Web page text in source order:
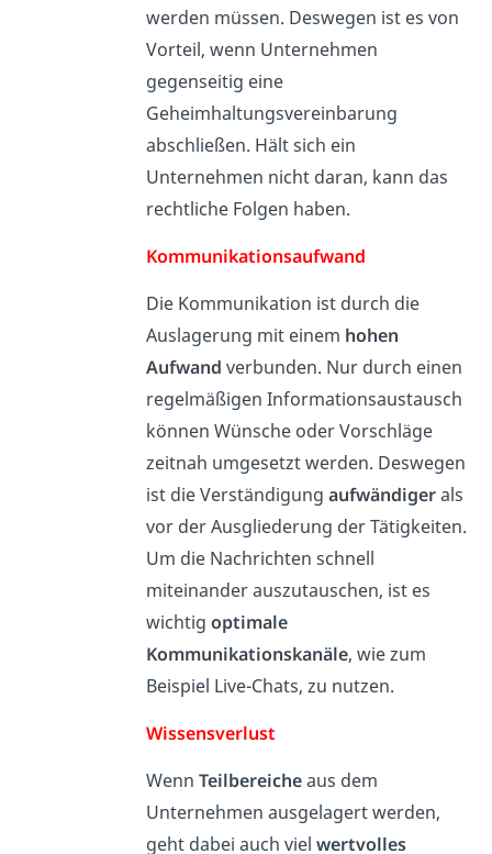
werden müssen. Deswegen ist es von
Vorteil, wenn Unternehmen
gegenseitig eine
Geheimhaltungsvereinbarung
abschließen. Hält sich ein
Unternehmen nicht daran, kann das
rechtliche Folgen haben.
Kommunikationsaufwand
Die Kommunikation ist durch die
Auslagerung mit einem hohen
Aufwand verbunden. Nur durch einen
regelmäßigen Informationsaustausch
können Wünsche oder Vorschläge
zeitnah umgesetzt werden. Deswegen
ist die Verständigung aufwändigerals
vor der Ausgliederung der Tätigkeiten.
Um die Nachrichten schnell
miteinander auszutauschen, ist es
wichtigoptimale
Kommunikationskanäle, wie zum
Beispiel Live-Chats, zu nutzen.
Wissensverlust
WennTeilbereicheaus dem
Unternehmen ausgelagert werden,
geht dabei auch vielwertvolles